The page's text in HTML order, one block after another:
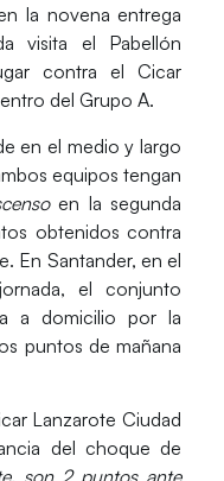
la novena entrega
visita el Pabellón
contra elCicar
del Grupo A.
en el medio y largo
equipos tengan
en la segunda
obtenidos contra
En Santander, en el
el conjunto
a domicilio por la
puntos de mañana
Lanzarote Ciudad
del choque de
son 2 puntos ante